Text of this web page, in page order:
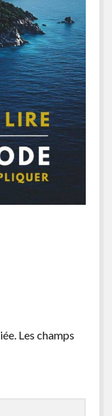
Les champs